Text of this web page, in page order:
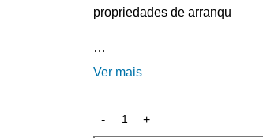
propriedades de arranqu
…
Ver mais